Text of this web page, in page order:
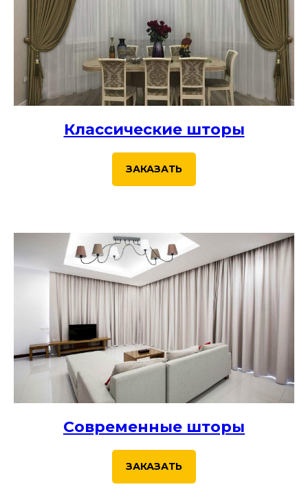
и детскую комнату. Результатом
очень довольны! Спасибо)
Классические шторы
ЗАКАЗАТЬ
Современные шторы
ЗАКАЗАТЬ